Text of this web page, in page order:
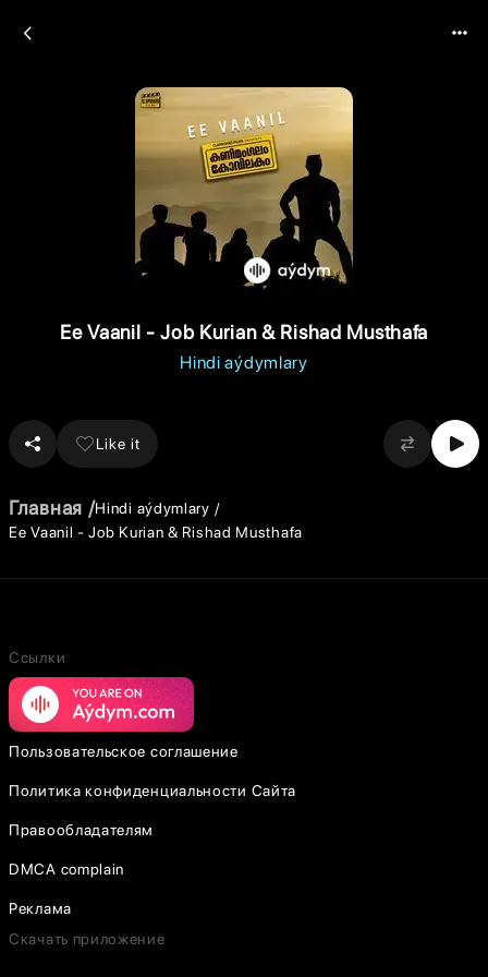
Ee Vaanil - Job Kurian & Rishad Musthafa
Hindi aýdymlary
Like it
Главная
Hindi aýdymlary
Ee Vaanil - Job Kurian & Rishad Musthafa
Ссылки
Пользовательское соглашение
Политика конфиденциальности Сайта
Правообладателям
DMCA complain
Реклама
Скачать приложение